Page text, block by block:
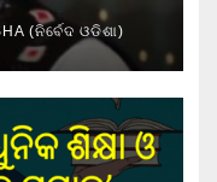
(ନିର୍ବେଦ ଓଡିଶା)